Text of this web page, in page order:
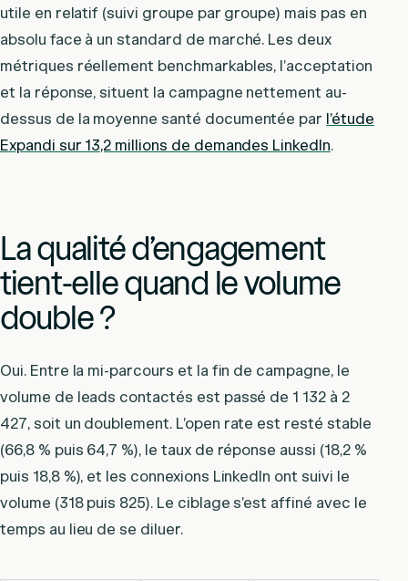
utile en relatif (suivi groupe par groupe) mais pas en
absolu face à un standard de marché. Les deux
métriques réellement benchmarkables, l’acceptation
et la réponse, situent la campagne nettement au-
dessus de la moyenne santé documentée par l’étude
Expandi sur 13,2 millions de demandes LinkedIn.
La qualité d’engagement
tient-elle quand le volume
double ?
Oui. Entre la mi-parcours et la fin de campagne, le
volume de leads contactés est passé de 1 132 à 2
427, soit un doublement. L’open rate est resté stable
(66,8 % puis 64,7 %), le taux de réponse aussi (18,2 %
puis 18,8 %), et les connexions LinkedIn ont suivi le
volume (318 puis 825). Le ciblage s’est affiné avec le
temps au lieu de se diluer.